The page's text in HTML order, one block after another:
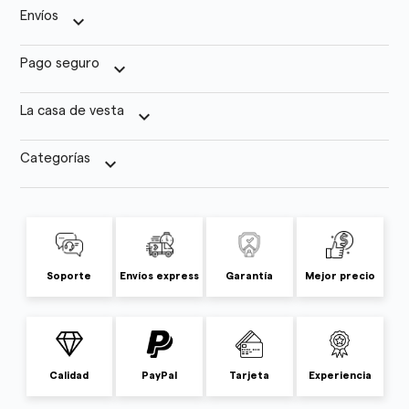
Envíos keyboard_arrow_down
Pago seguro keyboard_arrow_down
La casa de vesta keyboard_arrow_down
Categorías keyboard_arrow_down
Soporte Envíos express Garantía Mejor precio
Calidad PayPal Tarjeta Experiencia